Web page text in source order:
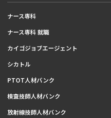
ナース専科
ナース専科 就職
カイゴジョブエージェント
シカトル
PTOT人材バンク
検査技師人材バンク
放射線技師人材バンク